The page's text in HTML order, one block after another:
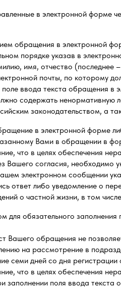
в электронной форме
обращения в электронной
порядке указав в
имя, отчество (последнее
почты, по которому
ввода текста обращения в
содержать ненормативную
законодательством, а
в электронной форме
Вами в обращении в
что в целях обеспечения
Вашего согласия, необходимо
электронном сообщении
ответ либо уведомление о
о частной жизни, в том
для обязательного
Вашего обращения не
на рассмотрение в
семи дней со дня
что в целях обеспечения
заполнении поля ввода